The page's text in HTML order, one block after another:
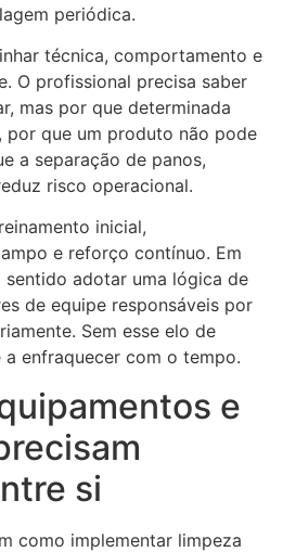
periódica.
técnica, comportamento e
O profissional precisa saber
mas por que determinada
por que um produto não pode
a separação de panos,
risco operacional.
inicial,
e reforço contínuo. Em
adotar uma lógica de
de equipe responsáveis por
Sem esse elo de
enfraquecer com o tempo.
e
si
como implementar limpeza